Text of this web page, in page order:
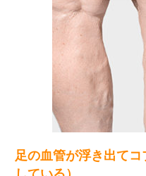
足の血管が浮き出て